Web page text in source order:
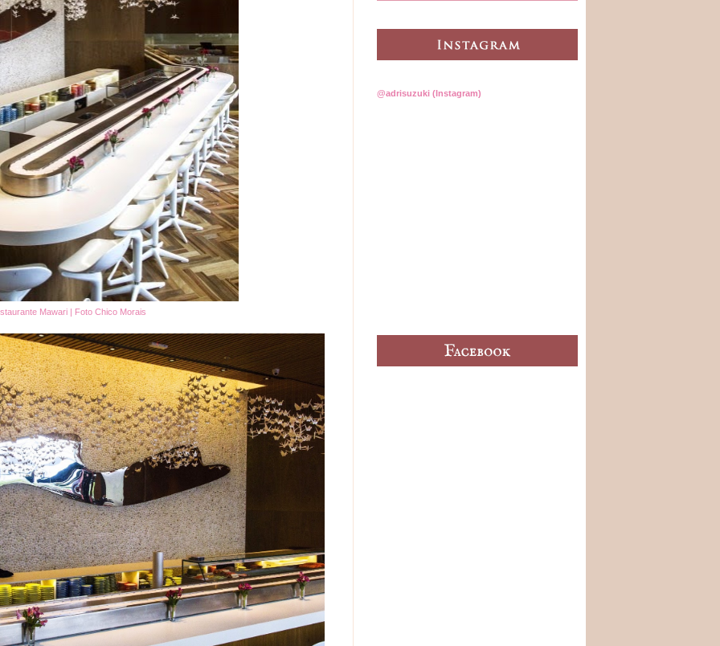
Mawari | Foto Chico Morais
@adrisuzuki (Instagram)